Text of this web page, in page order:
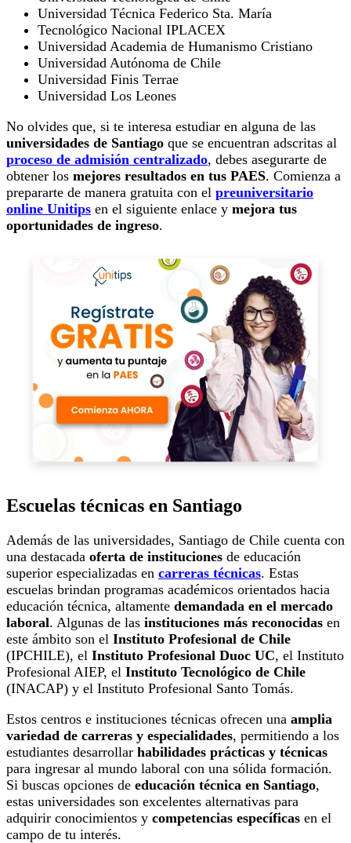
Universidad Técnica Federico Sta. María
Tecnológico Nacional IPLACEX
Universidad Academia de Humanismo Cristiano
Universidad Autónoma de Chile
Universidad Finis Terrae
Universidad Los Leones
No olvides que, si te interesa estudiar en alguna de las
universidades de Santiago que se encuentran adscritas al
proceso de admisión centralizado, debes asegurarte de
obtener los mejores resultados en tus PAES. Comienza a
prepararte de manera gratuita con el preuniversitario
online Unitips en el siguiente enlace y mejora tus
oportunidades de ingreso.
Escuelas técnicas en Santiago
Además de las universidades, Santiago de Chile cuenta con
una destacada oferta de instituciones de educación
superior especializadas en carreras técnicas. Estas
escuelas brindan programas académicos orientados hacia
educación técnica, altamente demandada en el mercado
laboral. Algunas de las instituciones más reconocidas en
este ámbito son el Instituto Profesional de Chile
(IPCHILE), el Instituto Profesional Duoc UC, el Instituto
Profesional AIEP, el Instituto Tecnológico de Chile
(INACAP) y el Instituto Profesional Santo Tomás.
Estos centros e instituciones técnicas ofrecen una amplia
variedad de carreras y especialidades, permitiendo a los
estudiantes desarrollar habilidades prácticas y técnicas
para ingresar al mundo laboral con una sólida formación.
Si buscas opciones de educación técnica en Santiago,
estas universidades son excelentes alternativas para
adquirir conocimientos y competencias específicas en el
campo de tu interés.